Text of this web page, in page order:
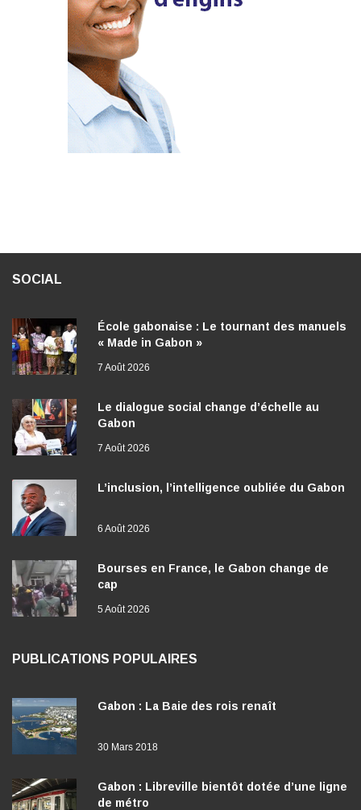
SOCIAL
École gabonaise : Le tournant des manuels
« Made in Gabon »
7 Août 2026
Le dialogue social change d’échelle au
Gabon
7 Août 2026
L’inclusion, l’intelligence oubliée du Gabon
6 Août 2026
Bourses en France, le Gabon change de
cap
5 Août 2026
PUBLICATIONS POPULAIRES
Gabon : La Baie des rois renaît
30 Mars 2018
Gabon : Libreville bientôt dotée d’une ligne
de métro